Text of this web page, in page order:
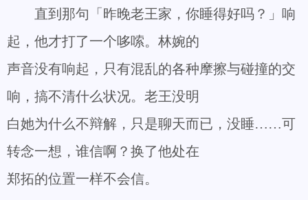
直到那句「昨晚老王家，你睡得好吗？」响
起，他才打了一个哆嗦。林婉的
声音没有响起，只有混乱的各种摩擦与碰撞的交
响，搞不清什么状况。老王没明
白她为什么不辩解，只是聊天而已，没睡……可
转念一想，谁信啊？换了他处在
郑拓的位置一样不会信。